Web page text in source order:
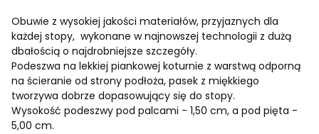
Obuwie z wysokiej jakości materiałów, przyjaznych dla
każdej stopy, wykonane w najnowszej technologii z dużą
dbałością o najdrobniejsze szczegóły.
Podeszwa na lekkiej piankowej koturnie z warstwą odporną
na ścieranie od strony podłoża, pasek z miękkiego
tworzywa dobrze dopasowujący się do stopy.
Wysokość podeszwy pod palcami - 1,50 cm, a pod pięta -
5,00 cm.